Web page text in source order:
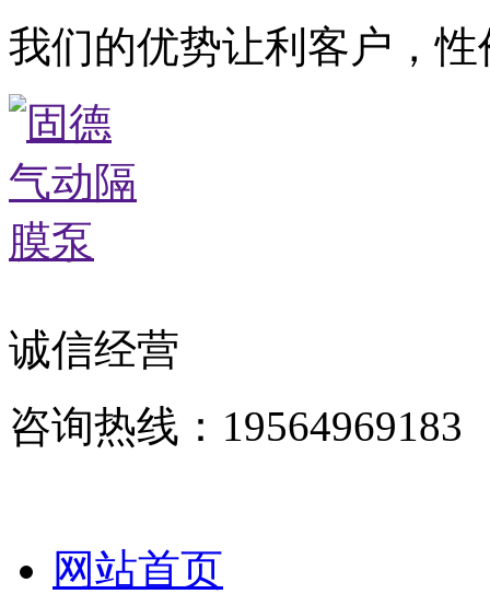
我们的优势让利客户，
诚信经营
咨询热线：19564969183
网站首页